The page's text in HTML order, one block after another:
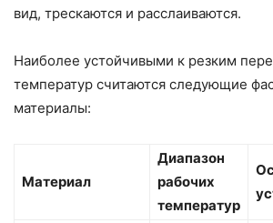
вид, трескаются и расслаиваются.
Наиболее устойчивыми к резким
температур считаются следующие
материалы:
Материал
Диапазон
рабочих
температур